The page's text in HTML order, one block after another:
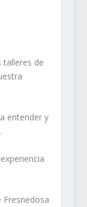
talleres de
entender y
Fresnedosa